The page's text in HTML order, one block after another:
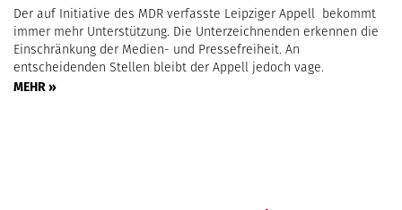
Der auf Initiative des MDR verfasste Leipziger Appell bekommt
immer mehr Unterstützung. Die Unterzeichnenden erkennen die
Einschränkung der Medien- und Pressefreiheit. An
entscheidenden Stellen bleibt der Appell jedoch vage.
MEHR »